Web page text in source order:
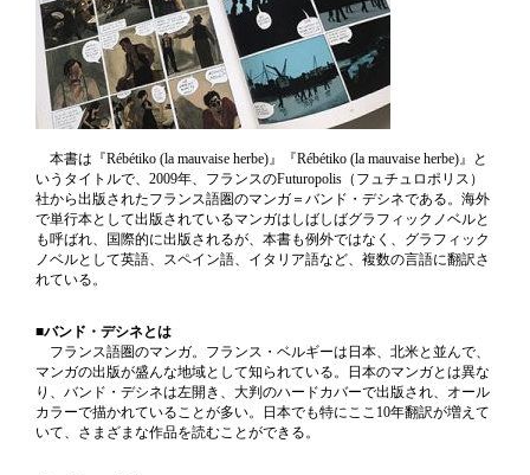
本書は 『Rébétiko (la mauvaise herbe)』
『Rébétiko (la mauvaise herbe)』と
いうタイトルで、2009年、フランスのFuturopolis（フュチュロポリス）
社から出版されたフランス語圏のマンガ＝バンド・デシネである。海外
で単行本として出版されているマンガはしばしばグラフィックノベルと
も呼ばれ、国際的に出版されるが、本書も例外ではなく、グラフィック
ノベルとして英語、スペイン語、イタリア語など、複数の言語に翻訳さ
れている。
■バンド・デシネとは
フランス語圏のマンガ。フランス・ベルギーは日本、北米と並んで、
マンガの出版が盛んな地域として知られている。日本のマンガとは異な
り、バンド・デシネは左開き、大判のハードカバーで出版され、オール
カラーで描かれていることが多い。日本でも特にここ10年翻訳が増えて
いて、さまざまな作品を読むことができる。